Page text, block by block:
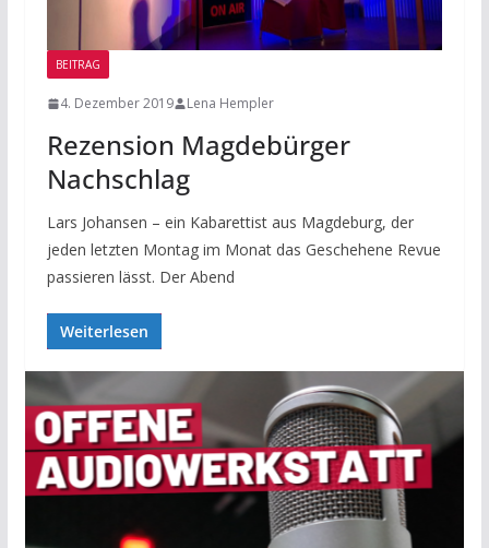
BEITRAG
4. Dezember 2019 Lena Hempler
Rezension Magdebürger
Nachschlag
Lars Johansen – ein Kabarettist aus Magdeburg, der
jeden letzten Montag im Monat das Geschehene Revue
passieren lässt. Der Abend
Weiterlesen